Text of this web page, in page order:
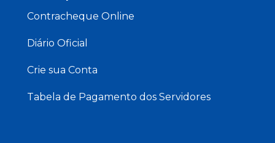
Contracheque Online
Diário Oficial
Crie sua Conta
Tabela de Pagamento dos Servidores